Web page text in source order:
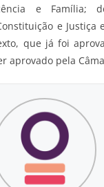
e Família;
e Justiça
que já foi
aprovado pela